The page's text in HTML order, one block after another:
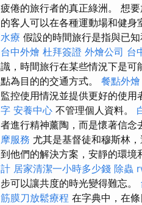
疲倦的旅行者的真正綠洲。 想
的客人可以在各種運動場和健身
水療 假設的時間旅行是指與已
台中外燴 杜拜簽證 外燴公司 台
識，時間旅行在某些情況下是
點為目的的交通方式。 餐點外燴
監控使用情況並提供更好的使用
字 安養中心 不管理個人資料。
者進行精神薰陶，而是懷著信念
摩服務 尤其是基督徒和穆斯林
到他們的解決方案，安靜的環境
計 居家清潔一小時多少錢 除蟲
步可以讓共度的時光變得難忘。
筋膜刀放鬆療程 在字典中，在